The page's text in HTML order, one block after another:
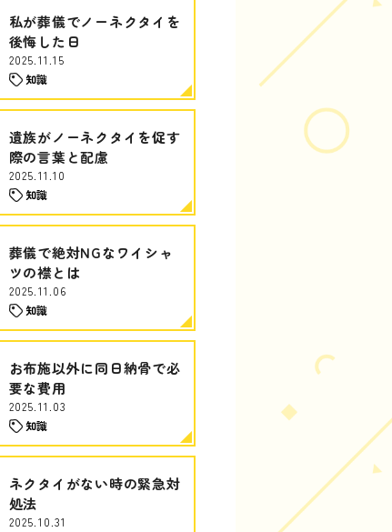
私が葬儀でノーネクタイを
後悔した日
2025.11.15
知識
遺族がノーネクタイを促す
際の言葉と配慮
2025.11.10
知識
葬儀で絶対NGなワイシャ
ツの襟とは
2025.11.06
知識
お布施以外に同日納骨で必
要な費用
2025.11.03
知識
ネクタイがない時の緊急対
処法
2025.10.31